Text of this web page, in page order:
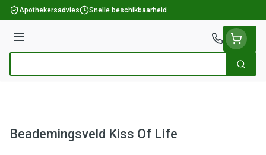
Ga naar de inhoud
Apothekersadvies Snelle beschikbaarheid
Menu
Product, merk, categorie... Zoek
Beademingsveld Kiss Of Life